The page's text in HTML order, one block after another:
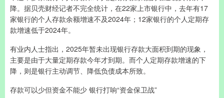
降。据贝壳财经记者不完全统计，在22家上市银行中，去年有17
家银行的个人存款余额增速不及2024年；12家银行的个人定期存
款增速低于2024年。
有业内人士指出，2025年暂未出现银行存款大面积到期的现象，
主要是由于大量定期存款今年才到期。而个人定期存款增速的下
降，则是银行主动调节、降低负债成本所致。
存款可以少但资金不能少 银行打响“资金保卫战”